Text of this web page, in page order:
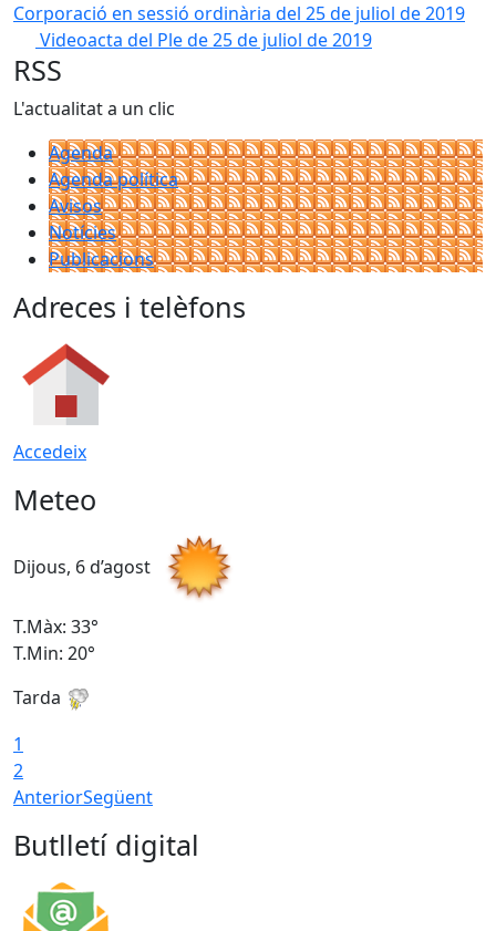
Corporació en sessió ordinària del 25 de juliol de 2019
Videoacta del Ple de 25 de juliol de 2019
RSS
L'actualitat a un clic
Agenda
Agenda política
Avisos
Notícies
Publicacions
Adreces i telèfons
Accedeix
Meteo
Dijous, 6 d’agost
T.Màx: 33°
T.Min: 20°
Tarda
1
2
AnteriorSegüent
Butlletí digital